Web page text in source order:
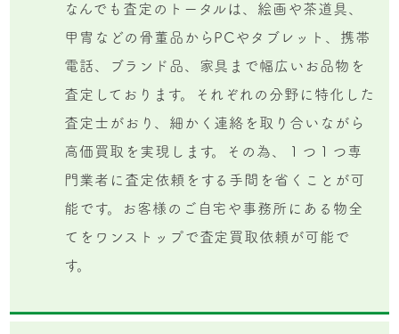
なんでも査定のトータルは、絵画や茶道具、
甲冑などの骨董品からPCやタブレット、携帯
電話、ブランド品、家具まで幅広いお品物を
査定しております。それぞれの分野に特化した
査定士がおり、細かく連絡を取り合いながら
高価買取を実現します。その為、１つ１つ専
門業者に査定依頼をする手間を省くことが可
能です。お客様のご自宅や事務所にある物全
てをワンストップで査定買取依頼が可能で
す。